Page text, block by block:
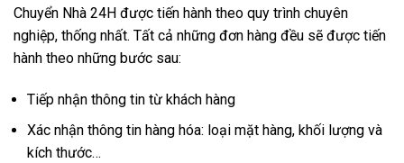
Chuyển Nhà 24H được tiến hành theo quy trình chuyên
nghiệp, thống nhất. Tất cả những đơn hàng đều sẽ được tiến
hành theo những bước sau:
Tiếp nhận thông tin từ khách hàng
Xác nhận thông tin hàng hóa: loại mặt hàng, khối lượng và
kích thước…